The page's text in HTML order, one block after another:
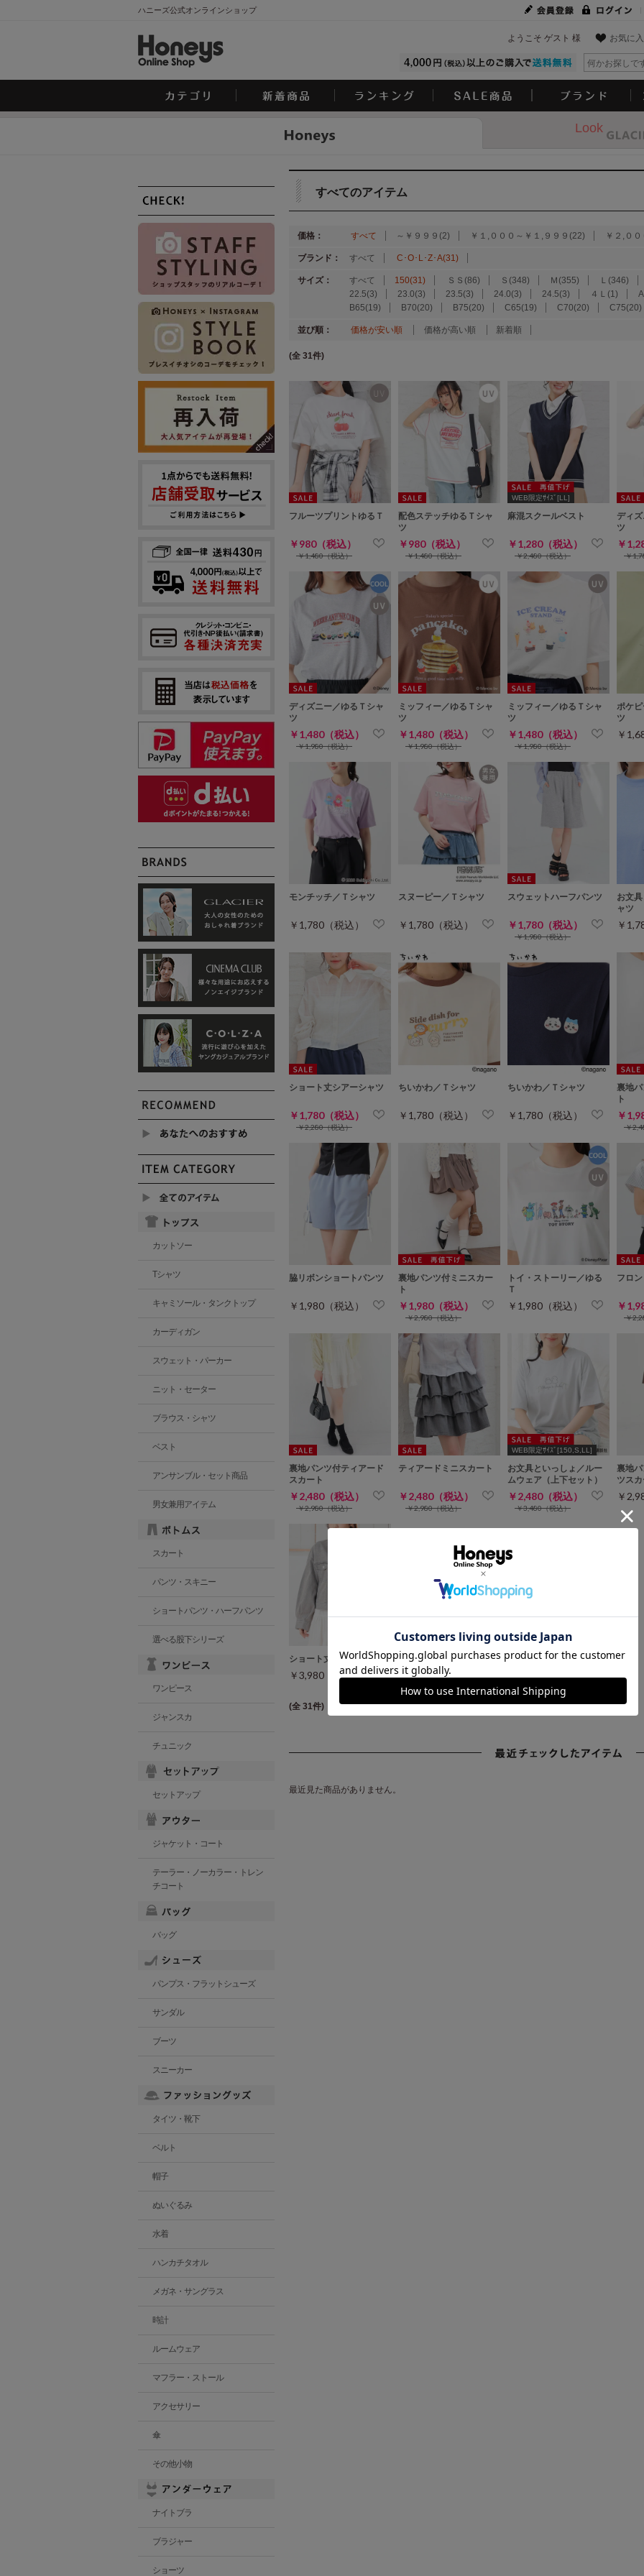
ハニーズ公式オンラインショップ
お気に入
ようこそ ゲスト 様
Look
すべてのアイテム
価格： すべて ～￥９９９(2) ￥１,０００～￥１,９９９(22) ￥２,０
ブランド： すべて C･O･L･Z･A(31)
サイズ： すべて 150(31) ＳＳ(86) Ｓ(348) Ｍ(355) Ｌ(346)
22.5(3)
23.0(3) 23.5(3) 24.0(3) 24.5(3) ４Ｌ(1)
B65(19)
B70(20) B75(20) C65(19) C70(20) C75(20)
並び順： 価格が安い順 価格が高い順 新着順
(全 31件)
フルーツプリントゆるＴ
￥980（税込）
￥1,480（税込）
配色ステッチゆるＴシャ
ツ
￥980（税込）
￥1,480（税込）
WEB限定ｻｲｽﾞ[LL]
麻混スクールベスト
￥1,280（税込）
￥2,480（税込）
ディ
ツ
￥
￥
ディズニー／ゆるＴシャ
ツ
￥1,480（税込）
￥1,980（税込）
ミッフィー／ゆるＴシャ
ツ
￥1,480（税込）
￥1,980（税込）
ミッフィー／ゆるＴシャ
ツ
￥1,480（税込）
￥1,980（税込）
ポケ
ツ
￥
モンチッチ／Ｔシャツ
￥1,780（税込）
スヌーピー／Ｔシャツ
￥1,780（税込）
スウェットハーフパンツ
￥1,780（税込）
￥1,980（税込）
お文
ャツ
￥
ショート丈シアーシャツ
￥1,780（税込）
￥2,280（税込）
ちいかわ／Ｔシャツ
￥1,780（税込）
ちいかわ／Ｔシャツ
￥1,780（税込）
裏地
ト
￥
￥
脇リボンショートパンツ
￥1,980（税込）
裏地パンツ付ミニスカー
ト
￥1,980（税込）
￥2,980（税込）
トイ・ストーリー／ゆる
Ｔ
￥1,980（税込）
フロ
￥
￥
裏地パンツ付ティアード
スカート
￥2,480（税込）
￥2,980（税込）
ティアードミニスカート
￥2,480（税込）
￥2,980（税込）
WEB限定ｻｲｽﾞ[150,S,LL]
お文具といっしょ／ルー
ムウェア（上下セット）
￥2,480（税込）
￥3,480（税込）
裏地
ツスカ
￥
ショート丈Ｇジャン
￥3,980（税込）
(全 31件)
最近見た商品がありません。
カットソー
Tシャツ
キャミソール・タンクトップ
カーディガン
スウェット・パーカー
ニット・セーター
ブラウス・シャツ
ベスト
アンサンブル・セット商品
男女兼用アイテム
スカート
パンツ・スキニー
ショートパンツ・ハーフパンツ
選べる股下シリーズ
ワンピース
ジャンスカ
チュニック
セットアップ
ジャケット・コート
テーラー・ノーカラー・トレン
チコート
バッグ
パンプス・フラットシューズ
サンダル
ブーツ
スニーカー
タイツ・靴下
ベルト
帽子
ぬいぐるみ
水着
ハンカチタオル
メガネ・サングラス
時計
ルームウェア
マフラー・ストール
アクセサリー
傘
その他小物
ナイトブラ
ブラジャー
ショーツ